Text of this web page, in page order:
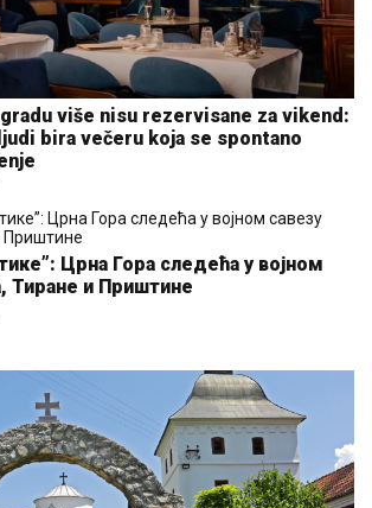
više nisu rezervisane za vikend:
bira večeru koja se spontano
Црна Гора следећа у војном
Тиране и Приштине